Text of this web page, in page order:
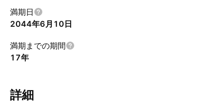
満期日
2044年6月10日
満期までの期間
17年
詳細